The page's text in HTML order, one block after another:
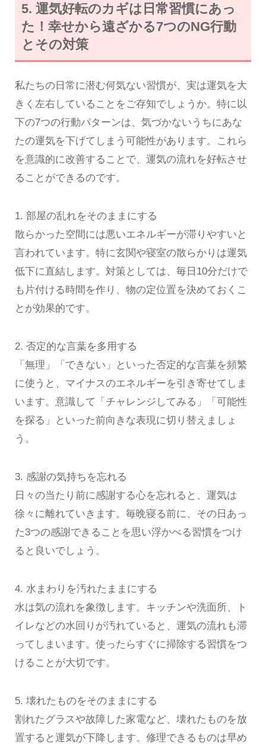
5. 運気好転のカギは日常習慣にあっ
た！幸せから遠ざかる7つのNG行動
とその対策
私たちの日常に潜む何気ない習慣が、実は運気を大
きく左右していることをご存知でしょうか。特に以
下の7つの行動パターンは、気づかないうちにあな
たの運気を下げてしまう可能性があります。これら
を意識的に改善することで、運気の流れを好転させ
ることができるのです。
1. 部屋の乱れをそのままにする
散らかった空間には悪いエネルギーが滞りやすいと
言われています。特に玄関や寝室の散らかりは運気
低下に直結します。対策としては、毎日10分だけで
も片付ける時間を作り、物の定位置を決めておくこ
とが効果的です。
2. 否定的な言葉を多用する
「無理」「できない」といった否定的な言葉を頻繁
に使うと、マイナスのエネルギーを引き寄せてしま
います。意識して「チャレンジしてみる」「可能性
を探る」といった前向きな表現に切り替えましょ
う。
3. 感謝の気持ちを忘れる
日々の当たり前に感謝する心を忘れると、運気は
徐々に離れていきます。毎晩寝る前に、その日あっ
た3つの感謝できることを思い浮かべる習慣をつけ
ると良いでしょう。
4. 水まわりを汚れたままにする
水は気の流れを象徴します。キッチンや洗面所、ト
イレなどの水回りが汚れていると、運気の流れも滞
ってしまいます。使ったらすぐに掃除する習慣をつ
けることが大切です。
5. 壊れたものをそのままにする
割れたグラスや故障した家電など、壊れたものを放
置すると運気が下降します。修理できるものは早め